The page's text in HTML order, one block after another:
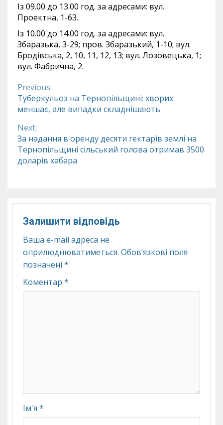
Із 09.00 до 13.00 год. за адресами: вул.
Проектна, 1-63.
Із 10.00 до 14.00 год. за адресами: вул.
Збаразька, 3-29; пров. Збаразький, 1-10; вул.
Бродівська, 2, 10, 11, 12, 13; вул. Лозовецька, 1;
вул. Фабрична, 2.
Continue
Reading
Previous:
Туберкульоз на Тернопільщині: хворих
меншає, але випадки складнішають
Next:
За надання в оренду десяти гектарів землі на
Тернопільщині сільський голова отримав 3500
доларів хабара
Залишити відповідь
Ваша e-mail адреса не
оприлюднюватиметься. Обов’язкові поля
позначені *
Коментар *
Ім'я *